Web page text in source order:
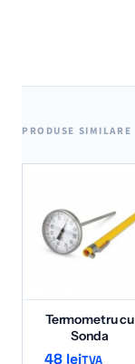
PRODUSE SIMILARE
Termometru cu
Sonda
48 leiTVA